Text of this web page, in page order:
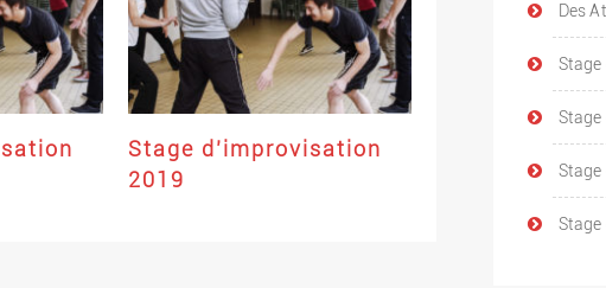
Stage d’improvisation
2019
Des
Stage
Stage